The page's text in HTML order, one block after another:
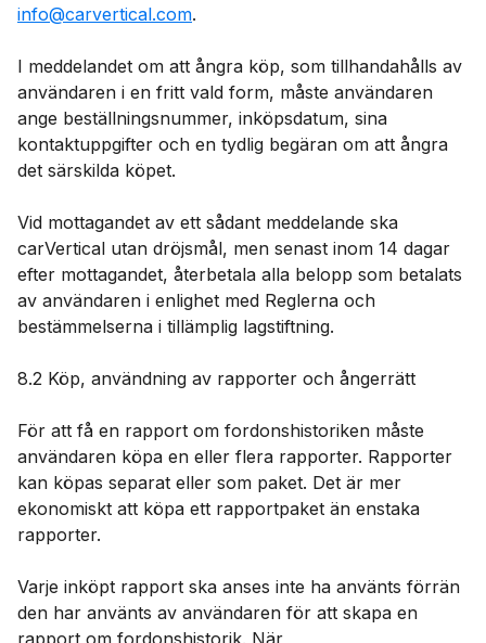
info@carvertical.com.
I meddelandet om att ångra köp, som tillhandahålls av
användaren i en fritt vald form, måste användaren
ange beställningsnummer, inköpsdatum, sina
kontaktuppgifter och en tydlig begäran om att ångra
det särskilda köpet.
Vid mottagandet av ett sådant meddelande ska
carVertical utan dröjsmål, men senast inom 14 dagar
efter mottagandet, återbetala alla belopp som betalats
av användaren i enlighet med Reglerna och
bestämmelserna i tillämplig lagstiftning.
8.2 Köp, användning av rapporter och ångerrätt
För att få en rapport om fordonshistoriken måste
användaren köpa en eller flera rapporter. Rapporter
kan köpas separat eller som paket. Det är mer
ekonomiskt att köpa ett rapportpaket än enstaka
rapporter.
Varje inköpt rapport ska anses inte ha använts förrän
den har använts av användaren för att skapa en
rapport om fordonshistorik. När